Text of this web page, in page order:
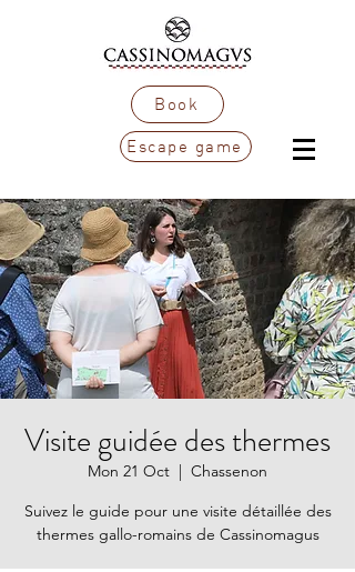
Book
Escape game
Visite guidée des thermes
Mon 21 Oct
  |
Chassenon
Suivez le guide pour une visite détaillée des
thermes gallo-romains de Cassinomagus